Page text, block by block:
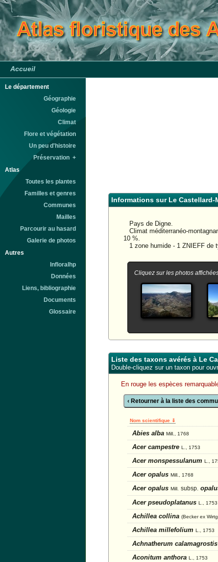
Accueil
Le département
Géographie
Géologie
Climat
Flore et végétation
Un peu d'histoire
Préservation +
Atlas
Toutes les plantes
Familles et genres
Communes
Mailles
Parcourir au hasard
Galerie de photos
Autres
Infloralhp
Données
Liens, bibliographie
Documents
Glossaire
Informations sur Le Castellard-
Pays de Digne.
Climat méditerranéo-
10 %.
1 zone humide - 1 ZNIEFF de
Cliquez sur les photos
Liste des taxons avérés à Le
Double-cliquez sur un taxon pour
En rouge les espèces
‹ Retourner à la liste des
Nom scientifique ⇓
Abies alba Mill., 1768
Acer campestre L., 1753
Acer monspessulanum L.,
Acer opalus Mill., 1768
Acer opalus Mill. subsp.
Acer pseudoplatanus L., 1753
Achillea collina (Becker ex
Achillea millefolium L., 1753
Achnatherum calamagrostis
Aconitum anthora L., 1753